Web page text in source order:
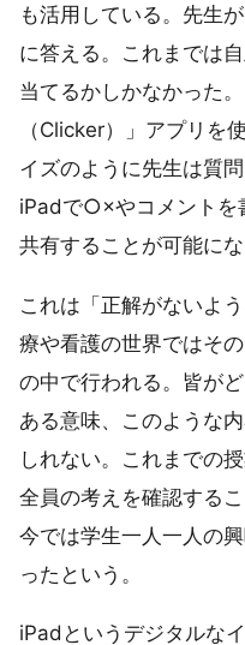
も活用している。先生
に答える。これまでは
当てるかしかなかった
（Clicker）」アプリを
イズのように先生は質
iPadで○×やコメントを
共有することが可能にな
これは「正解がないよ
療や看護の世界ではそ
の中で行われる。皆が
ある意味、このような
しれない。これまでの
全員の考えを確認する
今では学生一人一人の
ったという。
iPadというデジタルな